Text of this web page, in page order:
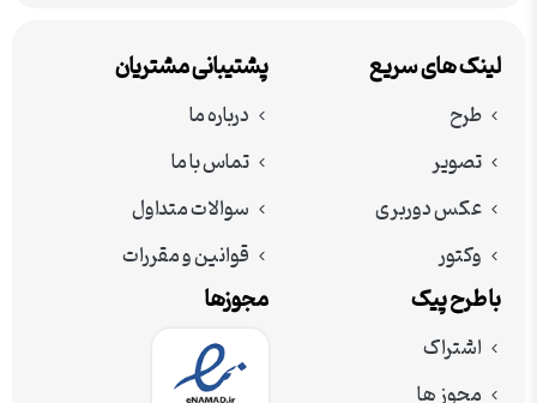
لینک های سریع
طرح
تصویر
عکس دوربری
وکتور
پشتیبانی مشتریان
درباره ما
تماس با ما
سوالات متداول
قوانین و مقررات
با طرح پیک
اشتراک
مجوزها